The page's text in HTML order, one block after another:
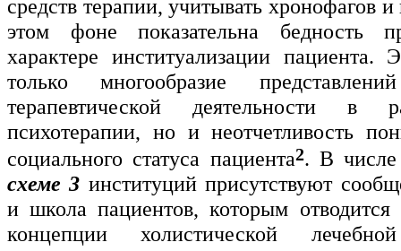
средств терапии, учитывать хронофагов
этом фоне показательна бедность
характере институализации пациента.
только многообразие
терапевтической деятельности в
психотерапии, но и неотчетливость
социального статуса пациента2. В
схеме 3 институций присутствуют
и школа пациентов, которым
концепции холистической